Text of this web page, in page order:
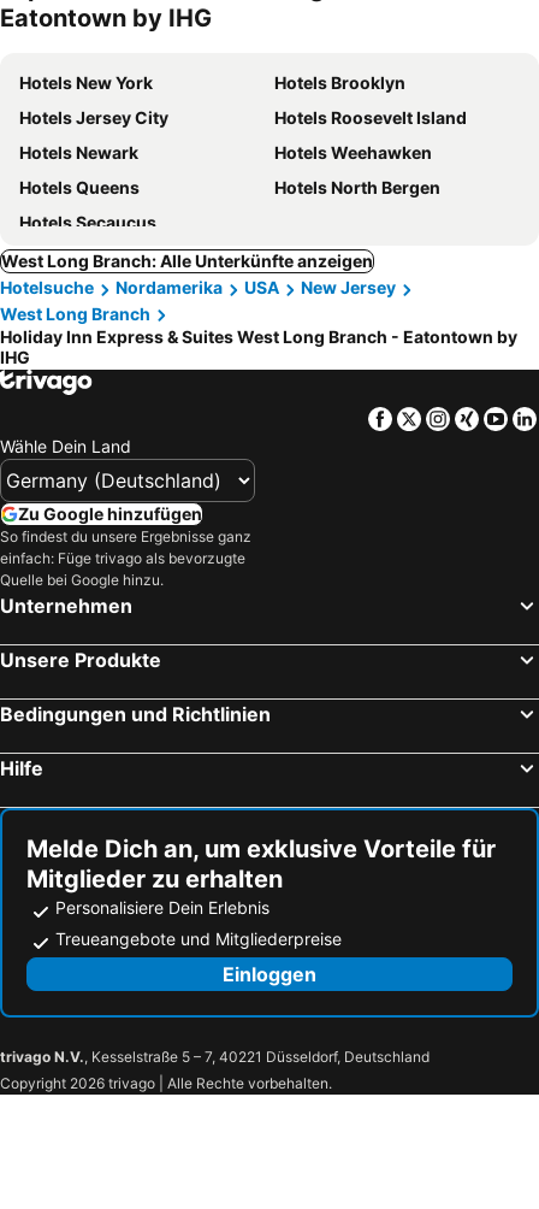
Eatontown by IHG
Hotels New York
Hotels Brooklyn
Hotels Jersey City
Hotels Roosevelt Island
Hotels Newark
Hotels Weehawken
Hotels Queens
Hotels North Bergen
Hotels Secaucus
West Long Branch: Alle Unterkünfte anzeigen
Hotelsuche
Nordamerika USA
New Jersey
West Long Branch
Holiday Inn Express & Suites West Long Branch - Eatontown by
IHG
Facebook
TwitterXing
Wähle Dein Land
Zu Google hinzufügen
So findest du unsere Ergebnisse ganz
einfach: Füge trivago als bevorzugte
Quelle bei Google hinzu.
Unternehmen
Unsere Produkte
Bedingungen und Richtlinien
Hilfe
Melde Dich an, um exklusive Vorteile für
Mitglieder zu erhalten
Personalisiere Dein Erlebnis
Treueangebote und Mitgliederpreise
Einloggen
trivago N.V., Kesselstraße 5 – 7, 40221 Düsseldorf, Deutschland
Copyright 2026 trivago | Alle Rechte vorbehalten.